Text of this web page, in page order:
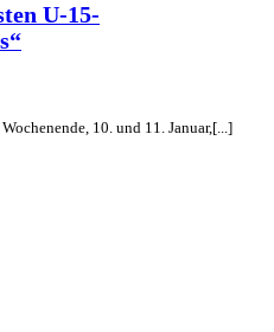
U-15-
10. und 11. Januar,[...]